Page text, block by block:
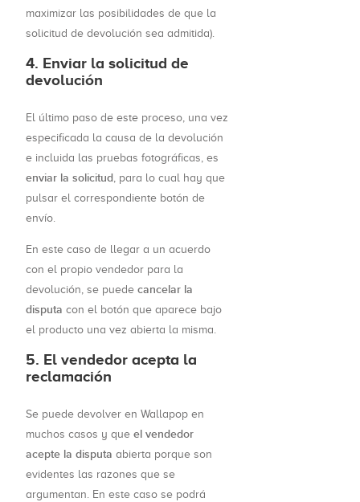
maximizar las posibilidades de que la
solicitud de devolución sea admitida).
4. Enviar la solicitud de
devolución
El último paso de este proceso, una vez
especificada la causa de la devolución
e incluida las pruebas fotográficas, es
enviar la solicitud , para lo cual hay que
pulsar el correspondiente botón de
envío.
En este caso de llegar a un acuerdo
con el propio vendedor para la
devolución, se puede cancelar la
disputa con el botón que aparece bajo
el producto una vez abierta la misma.
5. El vendedor acepta la
reclamación
Se puede devolver en Wallapop en
muchos casos y que el vendedor
acepte la disputa abierta porque son
evidentes las razones que se
argumentan. En este caso se podrá